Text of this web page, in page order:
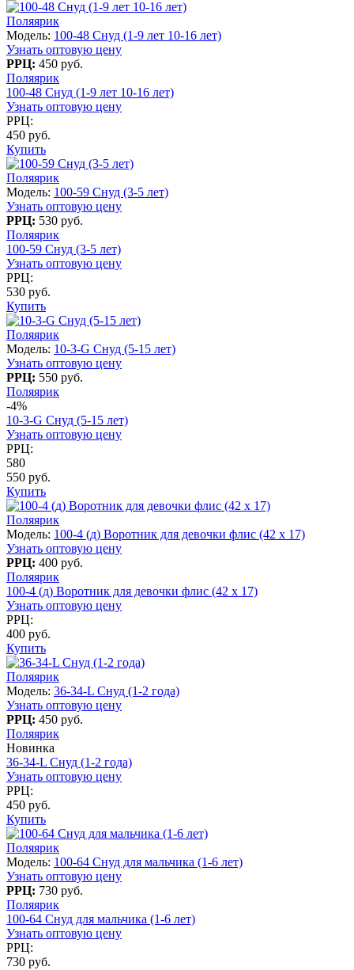
Поляярик
Модель: 100-48 Снуд (1-9 лет 10-16 лет)
Узнать оптовую цену
РРЦ: 450 руб.
Поляярик
100-48 Снуд (1-9 лет 10-16 лет)
Узнать оптовую цену
РРЦ:
450 руб.
Купить
Поляярик
Модель: 100-59 Снуд (3-5 лет)
Узнать оптовую цену
РРЦ: 530 руб.
Поляярик
100-59 Снуд (3-5 лет)
Узнать оптовую цену
РРЦ:
530 руб.
Купить
Поляярик
Модель: 10-3-G Снуд (5-15 лет)
Узнать оптовую цену
РРЦ: 550 руб.
Поляярик
-4%
10-3-G Снуд (5-15 лет)
Узнать оптовую цену
РРЦ:
580
550 руб.
Купить
Поляярик
Модель: 100-4 (д) Воротник для девочки флис (42 x 17)
Узнать оптовую цену
РРЦ: 400 руб.
Поляярик
100-4 (д) Воротник для девочки флис (42 x 17)
Узнать оптовую цену
РРЦ:
400 руб.
Купить
Поляярик
Модель: 36-34-L Снуд (1-2 года)
Узнать оптовую цену
РРЦ: 450 руб.
Поляярик
Новинка
36-34-L Снуд (1-2 года)
Узнать оптовую цену
РРЦ:
450 руб.
Купить
Поляярик
Модель: 100-64 Снуд для мальчика (1-6 лет)
Узнать оптовую цену
РРЦ: 730 руб.
Поляярик
100-64 Снуд для мальчика (1-6 лет)
Узнать оптовую цену
РРЦ:
730 руб.